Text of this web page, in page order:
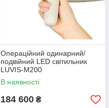
Операційний одинарний/
подвійний LED світильник
LUVIS-M200
В наявності
184 600 ₴